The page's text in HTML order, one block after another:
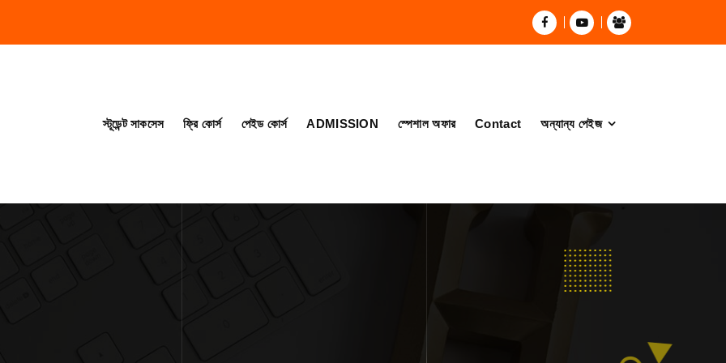
স্টূডেন্ট সাকসেস ফ্রি কোর্স পেইড কোর্স ADMISSION স্পেশাল অফার Contact অন্যান্য পেইজ